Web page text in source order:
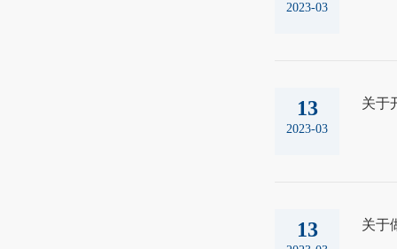
2023-03
13
2023-03
关于
13 关于